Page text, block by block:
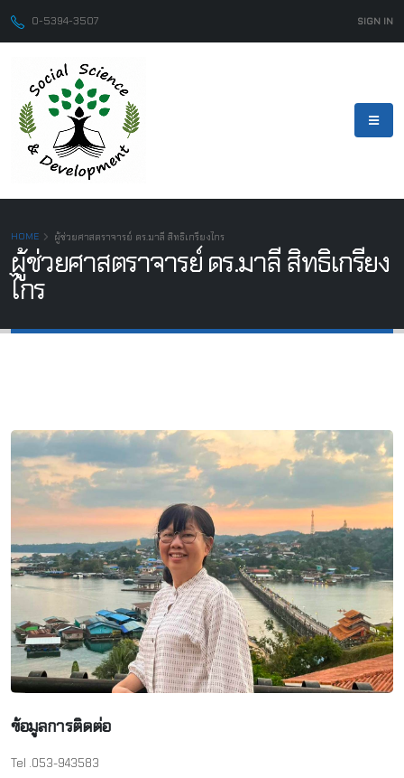
0-5394-3507 SIGN IN
HOME ผู้ช่วยศาสตราจารย์ ดร.มาลี สิทธิเกรียงไกร
ผู้ช่วยศาสตราจารย์ ดร.มาลี สิทธิเกรียง
ไกร
ข้อมูลการติดต่อ
Tel .053-943583